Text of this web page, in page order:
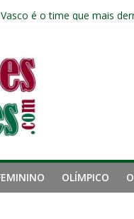
mas diretoria do
inércia: A
chega a seis jogos sem
OLÍMPICO